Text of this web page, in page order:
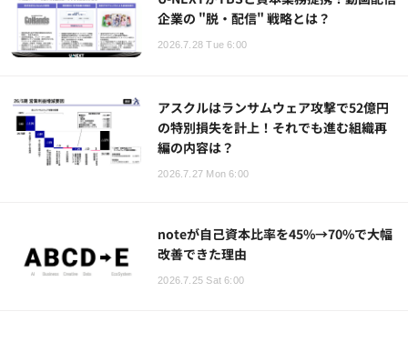
企業の "脱・配信" 戦略とは？
2026.7.28 Tue 6:00
アスクルはランサムウェア攻撃で52億円
の特別損失を計上！それでも進む組織再
編の内容は？
2026.7.27 Mon 6:00
noteが自己資本比率を45%→70%で大幅
改善できた理由
2026.7.25 Sat 6:00